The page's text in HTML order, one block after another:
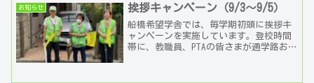
きイベントとなっ...
お知らせ 挨拶キャンペーン（9/3～9/5）
船橋希望学舎では、毎学期初頭に挨拶キ
ャンペーンを実施しています。登校時間
帯に、教職員、PTAの皆さまが通学路およ
る9月3日～5...